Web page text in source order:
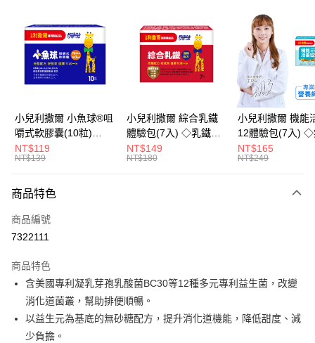
LINE Pay
Apple Pay
街口支付
悠遊付
Google Pay
全盈+PAY
大哥付你分期
【大哥付你分期使用說明】
1.本服務由台灣大哥大提供，台灣大哥大用戶可立即使用無須另外申請。
流程，驗證手機門號後，選擇欲分期的期數、繳款截止日，確認付款後即完
成交易。
3.實際核准額度、可分期數及費用金額請依後續交易確認頁面所載為準。
4.訂單成立30分鐘內，如未前往確認交易或遇審核未通過，訂單將自動取
法說明評估內容。
【繳款方式說明】
AFTEE先享後付
【關於「AFTEE先享後付」】
AFTEE先享後付是「在收到商品之後才付款」的支付方式。 讓您購物簡單
便利好安心！
１．簡單：不需註冊會員、不需綁卡、不需儲值。
２．便利：只要手機號碼，簡訊認證，即可結帳。
３．安心：先確認商品／服務後，再付款。
ATM付款
全家取貨付款
小兒利撒爾 小魚球®咀
嚼式軟膠囊(10粒)
◇OMEGA-
3(EPA+DHA)+rTG型魚
NT$119
NT$139
小兒利撒爾 綜合乳鐵
體驗包(7入) ◇乳鐵蛋
白+藻精蛋白+DHA藻
油+專利大豆卵磷脂 成
NT$149
NT$180
小兒利撒爾 機能
12體驗包(7入) ◇
糖添加◇
NT$165
NT$249
商品特色
商品編號
7322111
商品特色
含美國專利凝乳芽孢乳酸菌BC30等12種多元專利益生菌，改變
消化道菌叢，幫助排便順暢。
以益生元為基底的無砂糖配方，提升消化道機能，降低甜度、減
少負擔。